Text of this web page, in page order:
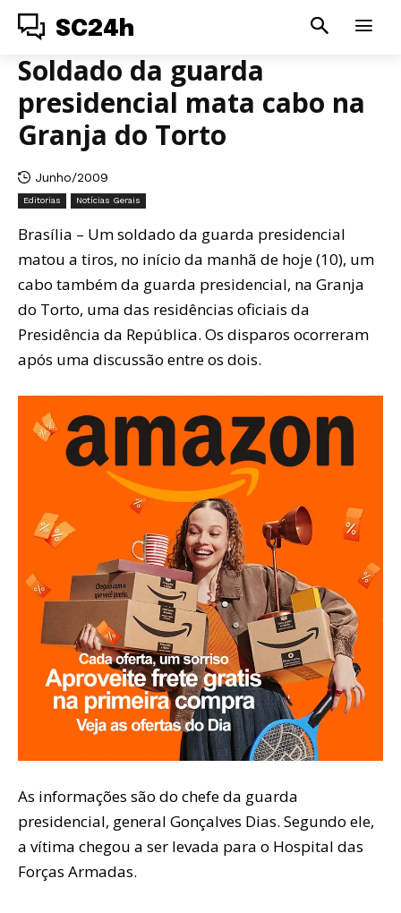
SC24h
Soldado da guarda
presidencial mata cabo na
Granja do Torto
Junho/2009
Editorias Notícias Gerais
Brasília – Um soldado da guarda presidencial
matou a tiros, no início da manhã de hoje (10), um
cabo também da guarda presidencial, na Granja
do Torto, uma das residências oficiais da
Presidência da República. Os disparos ocorreram
após uma discussão entre os dois.
As informações são do chefe da guarda
presidencial, general Gonçalves Dias. Segundo ele,
a vítima chegou a ser levada para o Hospital das
Forças Armadas.